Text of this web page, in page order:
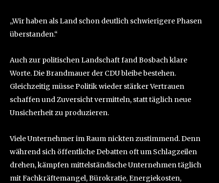
„Wir haben als Land schon deutlich schwierigere Phasen
überstanden.“
Auch zur politischen Landschaft fand Bosbach klare
Worte. Die Brandmauer der CDU bleibe bestehen.
Gleichzeitig müsse Politik wieder stärker Vertrauen
schaffen und Zuversicht vermitteln, statt täglich neue
Unsicherheit zu produzieren.
Viele Unternehmer im Raum nickten zustimmend. Denn
während sich öffentliche Debatten oft um Schlagzeilen
drehen, kämpfen mittelständische Unternehmen täglich
mit Fachkräftemangel, Bürokratie, Energiekosten,